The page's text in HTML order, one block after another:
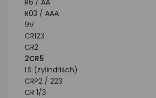
R6 / AA
R03 / AAA
9V
CR123
CR2
2CR5
LS (zylindrisch)
CRP2 / 223
CR 1/3